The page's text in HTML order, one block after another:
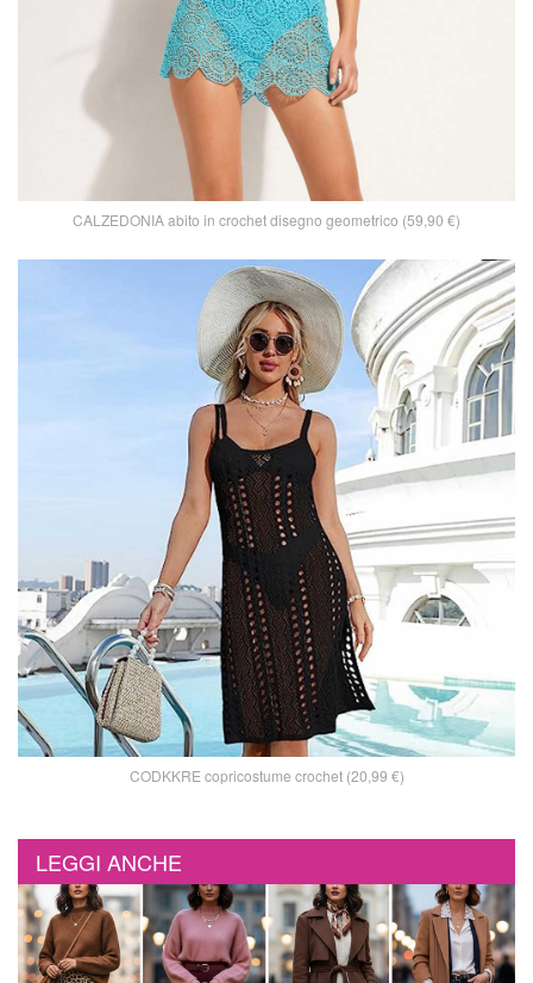
CALZEDONIA abito in crochet disegno geometrico (59,90 €)
CODKKRE copricostume crochet (20,99 €)
LEGGI ANCHE